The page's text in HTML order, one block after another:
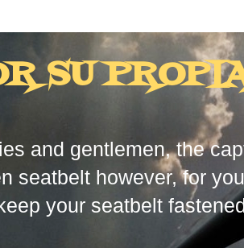
SU
and gentlemen, the
seatbelt however, for
your seatbelt